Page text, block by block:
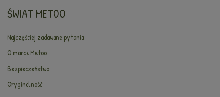
ŚWIAT METOO
Najczęściej zadawane pytania
O marce Metoo
Bezpieczeństwo
Oryginalność